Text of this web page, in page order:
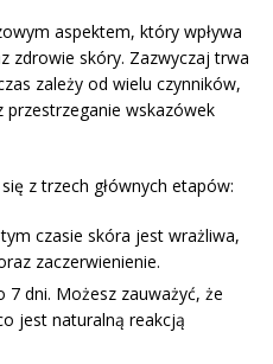
aspektem, który wpływa
zdrowie skóry. Zazwyczaj trwa
zależy od wielu czynników,
wskazówek
z trzech głównych etapów:
czasie skóra jest wrażliwa,
zaczerwienienie.
7 dni. Możesz zauważyć, że
jest naturalną reakcją